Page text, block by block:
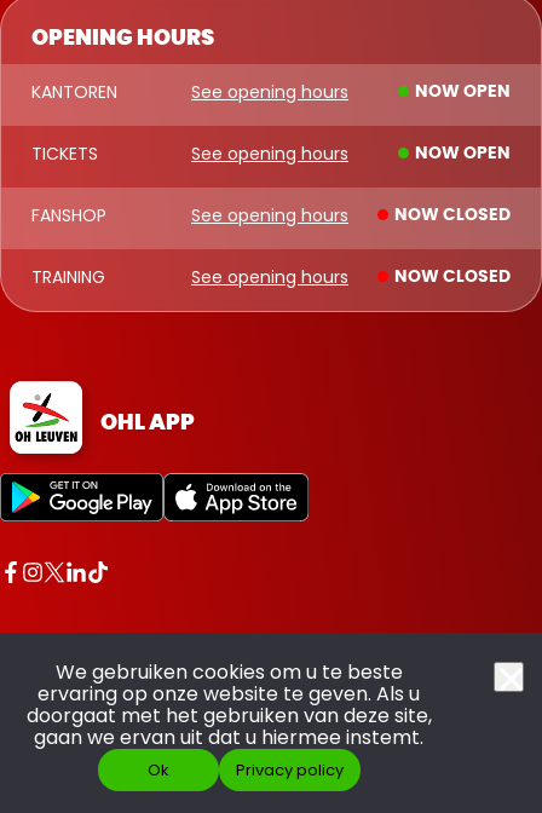
OPENING HOURS
KANTOREN See opening hours NOW OPEN
TICKETS See opening hours NOW OPEN
FANSHOP See opening hours NOW CLOSED
TRAINING See opening hours NOW CLOSED
OHL APP
All rights reserved OHL - © 2026
Made with pride by
We gebruiken cookies om u te beste
ervaring op onze website te geven. Als u
doorgaat met het gebruiken van deze site,
gaan we ervan uit dat u hiermee instemt.
Ok Privacy policy